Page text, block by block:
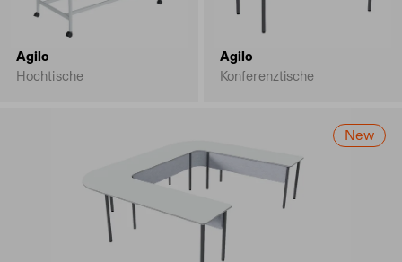
Agilo
Hochtische
New
Agilo
Konferenztische